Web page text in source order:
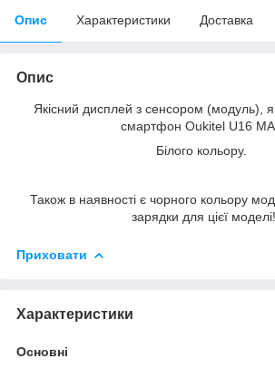
Опис Характеристики Доставка
Опис
Якісний дисплей з сенсором (модуль),
смартфон Oukitel U16
Білого кольору.
Також в наявності є чорного кольору
зарядки для цієї моделі!
Приховати
Характеристики
Основні